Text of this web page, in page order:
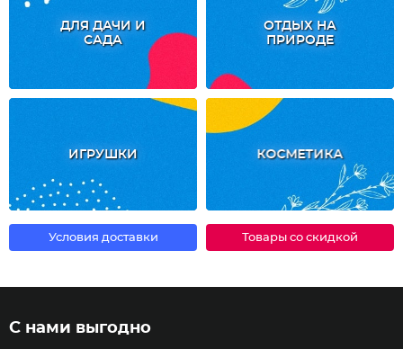
ДЛЯ ДАЧИ И
САДА
ОТДЫХ НА
ПРИРОДЕ
ИГРУШКИ КОСМЕТИКА
Условия доставки Товары со скидкой
С нами выгодно